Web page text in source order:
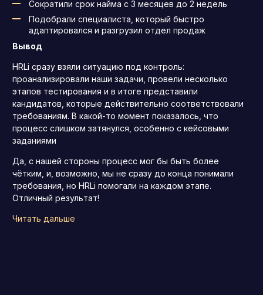
Сократили срок найма с 3 месяцев до 2 недель
Подобрали специалиста, который быстро
адаптировался и разгрузил отдел продаж
Вывод
HRLi сразу взяли ситуацию под контроль:
проанализировали наши задачи, провели несколько
этапов тестирования и в итоге представили
кандидатов, которые действительно соответствовали
требованиям. В какой-то момент показалось, что
процесс слишком затянулся, особенно с кейсовыми
заданиями
Да, с нашей стороны процесс мог бы быть более
чётким, и, возможно, мы не сразу до конца понимали
требования, но HRLi помогали на каждом этапе.
Отличный результат!
Читать дальше